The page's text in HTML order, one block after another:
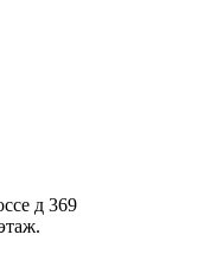
д 369